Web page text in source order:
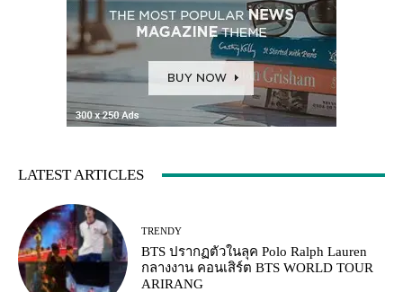
LATEST ARTICLES
TRENDY
BTS ปรากฏตัวในลุค Polo Ralph Lauren
กลางงาน คอนเสิร์ต BTS WORLD TOUR
ARIRANG